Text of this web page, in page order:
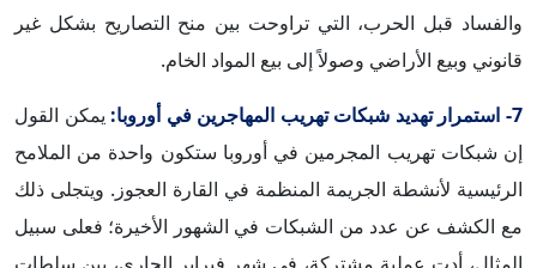
والفساد قبل الحرب، التي تراوحت بين منح التصاريح بشكل غير
قانوني وبيع الأراضي وصولاً إلى بيع المواد الخام.
7- استمرار تهديد شبكات تهريب المهاجرين في أوروبا:
يمكن القول
إن شبكات تهريب المجرمين في أوروبا ستكون واحدة من الملامح
الرئيسية لأنشطة الجريمة المنظمة في القارة العجوز. ويتجلى ذلك
مع الكشف عن عدد من الشبكات في الشهور الأخيرة؛ فعلى سبيل